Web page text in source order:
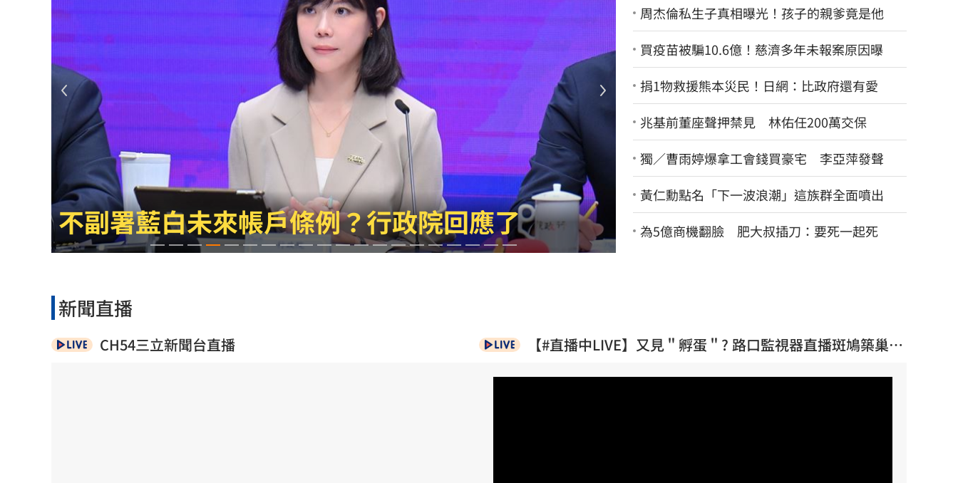
北市教育局再喊虐童案遭渲染！林月琴開嗆 23:33
白海豚「一路搖擺」！週末各地風雨時程曝 23:26
兆基前董座聲押禁見 林佑任200萬交保 23:26
橘貓「阿咪」離家百天 主人祭20萬元懸賞 23:21
跨縣市「送肉粽」碰音樂節！遊客正面迎煞
挺蘇巧慧！回顧蔡英文新北寫下1驚人紀錄 23:18
勝騎士7局失2分好投 兄弟本季澄清湖首勝 23:15
大盤回神誰最猛？18檔台股ETF失土收復 23:07
兆基債務風暴！李建成遭當庭逮補聲押禁見
父逝世也不敢回家！男殺友後躲深山21年
不副署藍白未來帳戶條例？行政院回應了 白海豚「海警範圍擴大」 這
周杰倫私生子真相曝光！孩子的親爹竟是他
買疫苗被騙10.6億！慈濟多年未報案原因曝
捐1物救援熊本災民！日網：比政府還有愛
兆基前董座聲押禁見 林佑任200萬交保
獨／曹雨婷爆拿工會錢買豪宅 李亞萍發聲
黃仁勳點名「下一波浪潮」這族群全面噴出
為5億商機翻臉 肥大叔插刀：要死一起死
新聞直播
CH54三立新聞台直播
【#直播中LIVE】又見＂孵蛋＂? 路口監視器直播斑鳩築巢駐